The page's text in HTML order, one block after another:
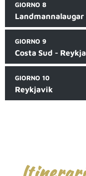
GIORNO 8
GIORNO 9
Costa Sud -
GIORNO 10
Reykjavik